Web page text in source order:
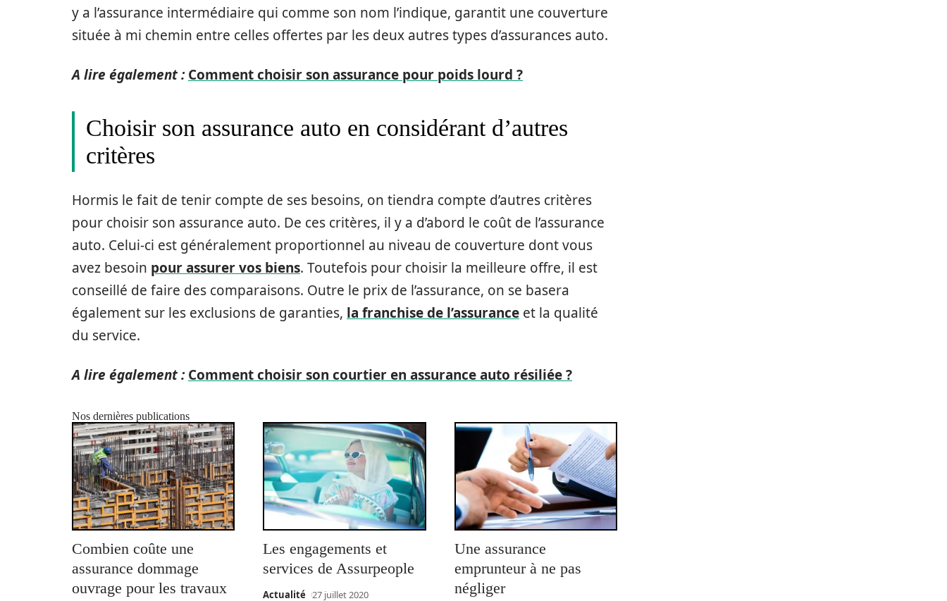
y a l’assurance intermédiaire qui comme son nom l’indique, garantit une couverture
située à mi chemin entre celles offertes par les deux autres types d’assurances auto.
A lire également : Comment choisir son assurance pour poids lourd ?
Choisir son assurance auto en considérant d’autres
critères
Hormis le fait de tenir compte de ses besoins, on tiendra compte d’autres critères
pour choisir son assurance auto. De ces critères, il y a d’abord le coût de l’assurance
auto. Celui-ci est généralement proportionnel au niveau de couverture dont vous
avez besoin pour assurer vos biens. Toutefois pour choisir la meilleure offre, il est
conseillé de faire des comparaisons. Outre le prix de l’assurance, on se basera
également sur les exclusions de garanties, la franchise de l’assurance et la qualité
du service.
A lire également : Comment choisir son courtier en assurance auto résiliée ?
Nos dernières publications
Combien coûte une
assurance dommage
ouvrage pour les travaux
Les engagements et
services de Assurpeople
Actualité 27 juillet 2020
Une assurance
emprunteur à ne pas
négliger